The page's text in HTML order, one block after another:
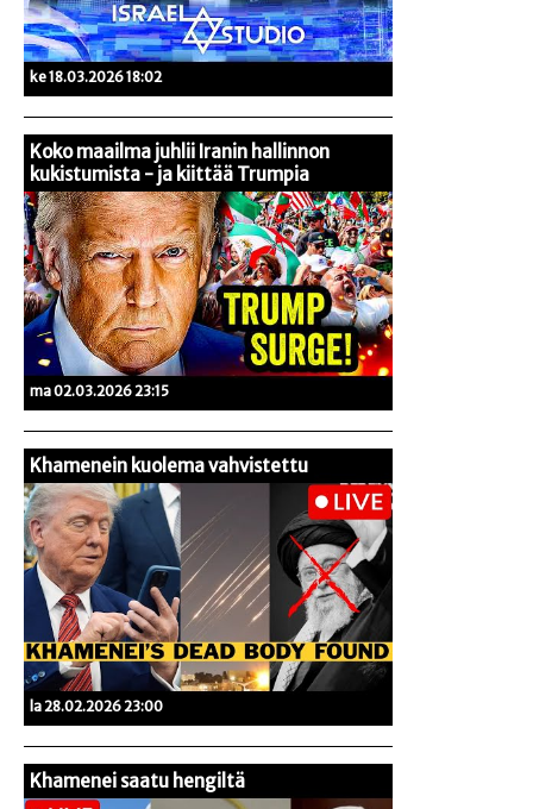
ke 18.03.2026 18:02
Koko maailma juhlii Iranin hallinnon
kukistumista - ja kiittää Trumpia
ma 02.03.2026 23:15
Khamenein kuolema vahvistettu
la 28.02.2026 23:00
Khamenei saatu hengiltä